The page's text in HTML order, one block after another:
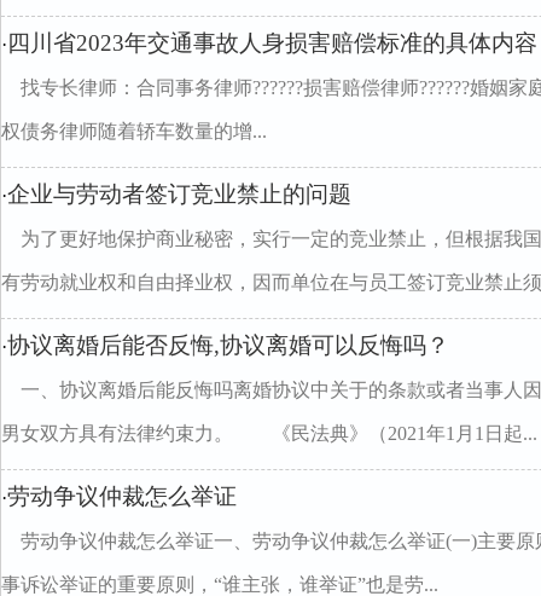
· 四川省2023年交通事故人身损害赔偿标准的具体内容
找专长律师：合同事务律师??????损害赔偿律师??????婚姻家
权债务律师随着轿车数量的增...
·企业与劳动者签订竞业禁止的问题
为了更好地保护商业秘密，实行一定的竞业禁止，但根据我
有劳动就业权和自由择业权，因而单位在与员工签订竞业禁止
·协议离婚后能否反悔,协议离婚可以反悔吗？
一、协议离婚后能反悔吗离婚协议中关于的条款或者当事人
男女双方具有法律约束力。 《民法典》（2021年1月1日起...
·劳动争议仲裁怎么举证
劳动争议仲裁怎么举证一、劳动争议仲裁怎么举证(一)主要
事诉讼举证的重要原则，“谁主张，谁举证”也是劳...